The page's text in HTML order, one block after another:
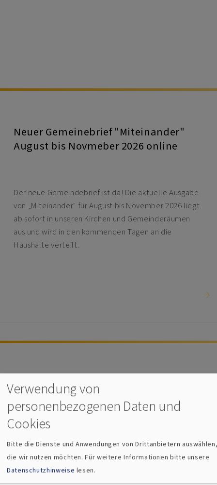
Neuer Gemeinebrief "Miteinander"
August bis Novmeber 2026 online
Der neue Gemeindebrief ist da! Die aktuelle Ausgabe
von „Miteinander" für August bis November 2026 liegt
ab sofort in unseren Kirchen und Gemeinderäumen
aus und wird in den kommenden Tagen an die
Haushalte verteilt.
Rákóczi-Gottesdienst am 26.7.2026
mit Pfarrerin Jacqueline Barraud-Volk und KMD Jörg
Wöltche
Verwendung von
personenbezogenen Daten und
Cookies
Bitte die Dienste und Anwendungen von Drittanbietern
die wir nutzen möchten.Für weitere Informationen bitte unsere
Datenschutzhinweise lesen.